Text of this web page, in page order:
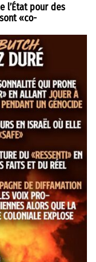
l’État pour des
«co-